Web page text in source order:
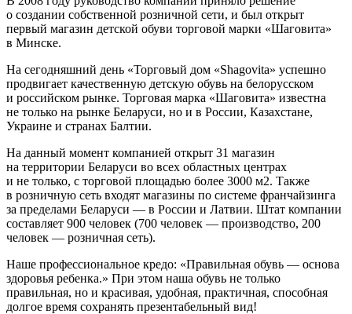
о создании собственной розничной сети, и был открыт
первый магазин детской обуви торговой марки «Шаговита»
в Минске.
На сегодняшний день «Торговый дом «Shagovita» успешно
продвигает качественную детскую обувь на белорусском
и российском рынке. Торговая марка «Шаговита» известна
не только на рынке Беларуси, но и в России, Казахстане,
Украине и странах Балтии.
На данный момент компанией открыт 31 магазин
на территории Беларуси во всех областных центрах
и не только, с торговой площадью более 3000 м2. Также
в розничную сеть входят магазины по системе франчайзинга
за пределами Беларуси — в России и Латвии. Штат компании
составляет 900 человек (700 человек — производство, 200
человек — розничная сеть).
Наше профессиональное кредо: «Правильная обувь — основа
здоровья ребенка.» При этом наша обувь не только
правильная, но и красивая, удобная, практичная, способная
долгое время сохранять презентабельный вид!